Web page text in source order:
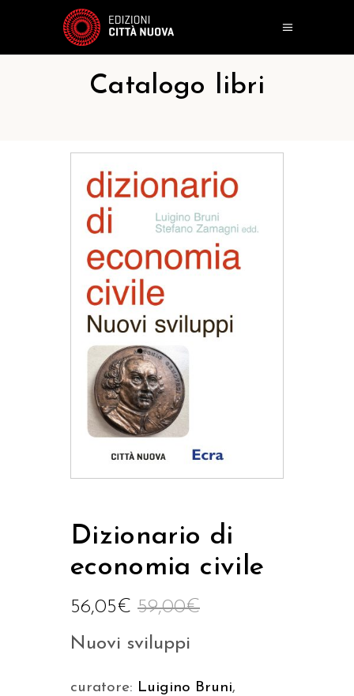
Catalogo libri
Dizionario di
economia civile
59,00€
56,05€
Nuovi sviluppi
curatore: Luigino Bruni,